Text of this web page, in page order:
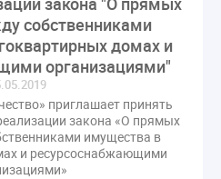
прекращение договора
провайдер
рабочая группа
связь
совет МКД
МКД
собственниками
домах и
организациями"
приглашает принять
закона «О прямых
имущества в
и ресурсоснабжающими